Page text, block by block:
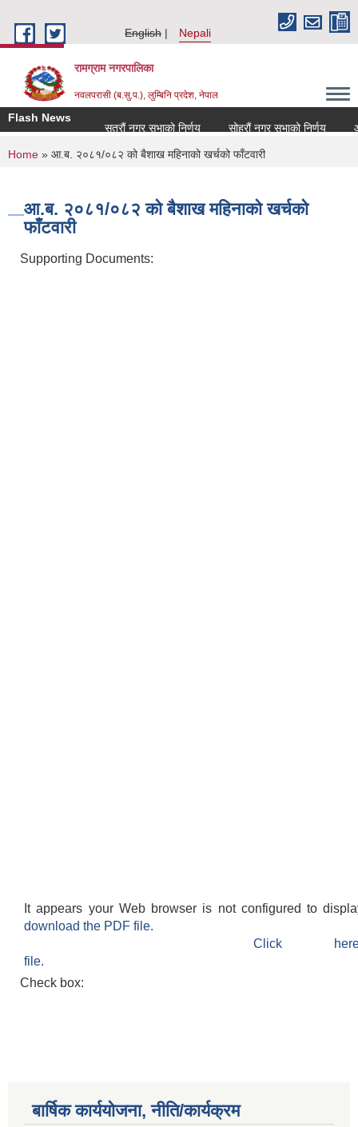
English
Nepali
रामग्राम नगरपालिका
नवलपरासी (ब.सु.प.), लुम्बिनि प्रदेश, नेपाल
Flash News
सत्रौं नगर सभाको निर्णय
सोह्रौं नगर सभाको निर्णय
You are here
Home » आ.ब. २०८१/०८२ को बैशाख महिनाको खर्चको फाँटवारी
आ.ब. २०८१/०८२ को बैशाख महिनाको खर्चको
फाँटवारी
Supporting Documents:
It appears your Web browser is not configured to
download the PDF file.
Click
file.
Check box:
बार्षिक कार्ययोजना, नीति/कार्यक्रम